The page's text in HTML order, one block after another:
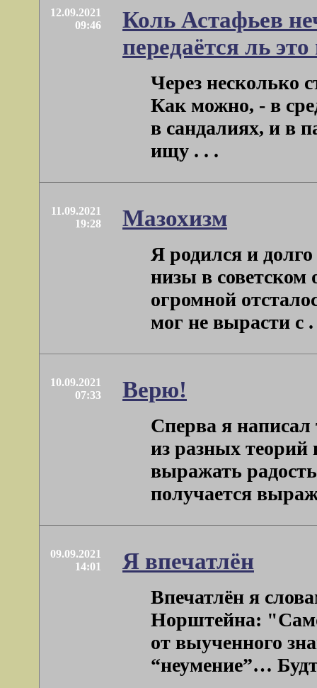
12.09.2021
09:46
Коль Астафьев
передаётся ль
Через несколько
Как можно, - в
в сандалиях, и в
ищу . . .
11.09.2021
19:28
Мазохизм
Я родился и
низы в
огромной
мог не вырасти с .
10.09.2021
07:33
Верю!
Сперва я
из разных
выражать
получается
09.09.2021
14:01
Я впечатлён
Впечатлён я
Норштейна:
от выученного
“неумение”…